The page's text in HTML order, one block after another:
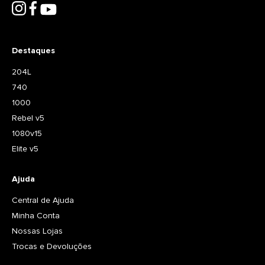
Destaques
204L
740
1000
Rebel v5
1080v15
Elite v5
Ajuda
Central de Ajuda
Minha Conta
Nossas Lojas
Trocas e Devoluções